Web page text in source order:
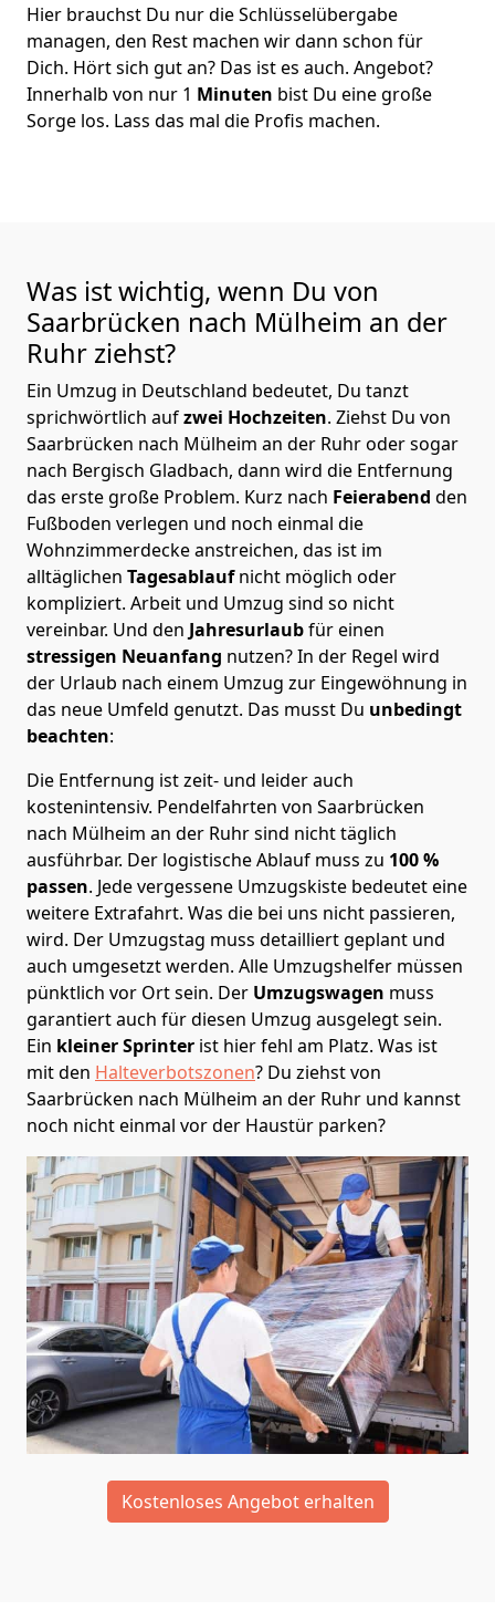
Hier brauchst Du nur die Schlüsselübergabe
managen, den Rest machen wir dann schon für
Dich. Hört sich gut an? Das ist es auch. Angebot?
Innerhalb von nur 1 Minuten bist Du eine große
Sorge los. Lass das mal die Profis machen.
Was ist wichtig, wenn Du von
Saarbrücken nach Mülheim an der
Ruhr ziehst?
Ein Umzug in Deutschland bedeutet, Du tanzt
sprichwörtlich aufzwei Hochzeiten. Ziehst Du von
Saarbrücken nach Mülheim an der Ruhr oder sogar
nach Bergisch Gladbach, dann wird die Entfernung
das erste große Problem. Kurz nach Feierabend den
Fußboden verlegen und noch einmal die
Wohnzimmerdecke anstreichen, das ist im
alltäglichen Tagesablaufnicht möglich oder
kompliziert. Arbeit und Umzug sind so nicht
vereinbar. Und den Jahresurlaubfür einen
stressigen Neuanfang nutzen? In der Regel wird
der Urlaub nach einem Umzug zur Eingewöhnung in
das neue Umfeld genutzt. Das musst Du unbedingt
beachten:
Die Entfernung ist zeit- und leider auch
kostenintensiv. Pendelfahrten von Saarbrücken
nach Mülheim an der Ruhr sind nicht täglich
ausführbar. Der logistische Ablauf muss zu 100 %
passen. Jede vergessene Umzugskiste bedeutet eine
weitere Extrafahrt. Was die bei uns nicht passieren,
wird. Der Umzugstag muss detailliert geplant und
auch umgesetzt werden. Alle Umzugshelfer müssen
pünktlich vor Ort sein. Der Umzugswagen muss
garantiert auch für diesen Umzug ausgelegt sein.
Ein kleiner Sprinter ist hier fehl am Platz. Was ist
mit den Halteverbotszonen? Du ziehst von
Saarbrücken nach Mülheim an der Ruhr und kannst
noch nicht einmal vor der Haustür parken?
Kostenloses Angebot erhalten